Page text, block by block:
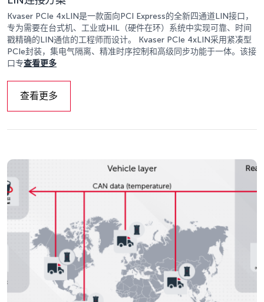
Kvaser PCIe 4xLIN是一款面向PCI Express的全新四通道LIN接口，
专为需要在台式机、工业或HIL（硬件在环）系统中实现可靠、时间
戳精确的LIN通信的工程师而设计。 Kvaser PCIe 4xLIN采用紧凑型
PCIe封装，集电气隔离、精准时序控制和高级同步功能于一体。该接
口专查看更多
查看更多